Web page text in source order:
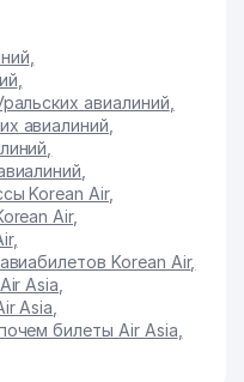
авиалиний
авиалиний
Korean Air,
Air,
,
Korean Air,
Asia
Asia
билеты Air Asia